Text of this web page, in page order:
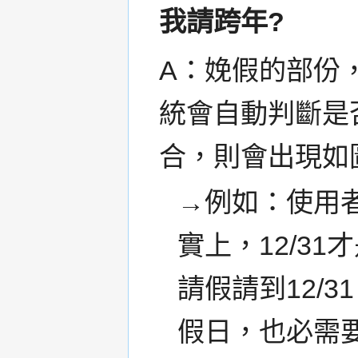
我請跨年?
A：娩假的部份
統會自動判斷
合，則會出現
→例如：使用
實上，12/31
請假請到12/
假日，也必需